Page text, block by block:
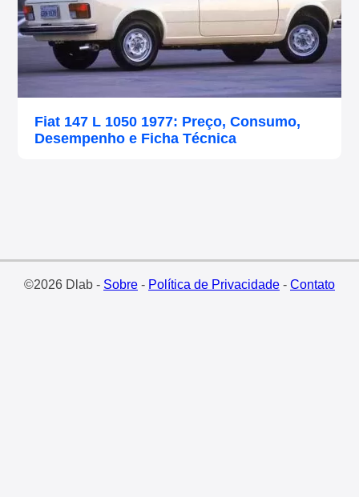
Fiat 147 L 1050 1977: Preço, Consumo,
Desempenho e Ficha Técnica
©2026 Dlab - Sobre- Política de Privacidade- Contato